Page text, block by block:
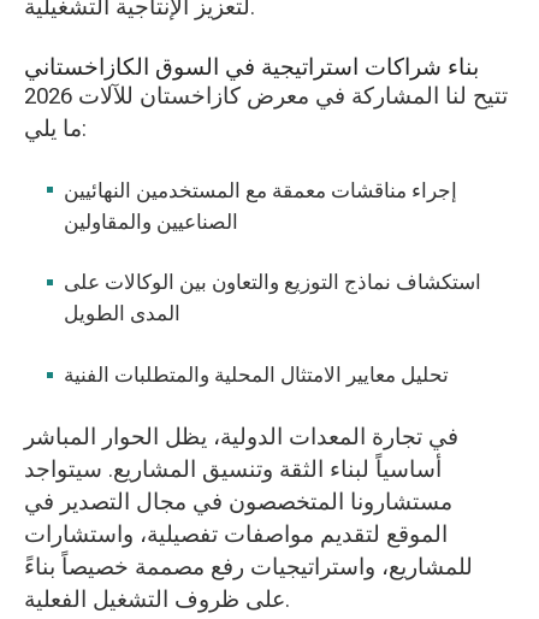
لتعزيز الإنتاجية التشغيلية.
بناء شراكات استراتيجية في السوق الكازاخستاني
تتيح لنا المشاركة في معرض كازاخستان للآلات 2026
ما يلي:
إجراء مناقشات معمقة مع المستخدمين النهائيين
الصناعيين والمقاولين
استكشاف نماذج التوزيع والتعاون بين الوكالات على
المدى الطويل
تحليل معايير الامتثال المحلية والمتطلبات الفنية
في تجارة المعدات الدولية، يظل الحوار المباشر
أساسياً لبناء الثقة وتنسيق المشاريع. سيتواجد
مستشارونا المتخصصون في مجال التصدير في
الموقع لتقديم مواصفات تفصيلية، واستشارات
للمشاريع، واستراتيجيات رفع مصممة خصيصاً بناءً
على ظروف التشغيل الفعلية.